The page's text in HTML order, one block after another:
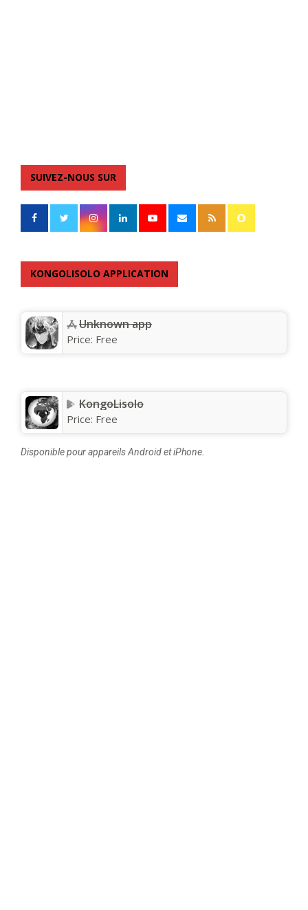
SUIVEZ-NOUS SUR
KONGOLISOLO APPLICATION
Unknown app
Price: Free
KongoLisolo
Price: Free
Disponible pour appareils Android et iPhone.